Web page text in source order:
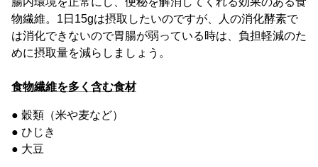
物繊維。1日15gは摂取したいのですが、人の消化酵素で
は消化できないので胃腸が弱っている時は、負担軽減のた
めに摂取量を減らしましょう。
食物繊維を多く含む食材
● 穀類（米や麦など）
● ひじき
● 大豆